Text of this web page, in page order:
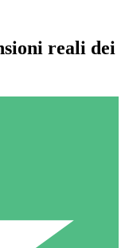
Nessun impegno
reali dei